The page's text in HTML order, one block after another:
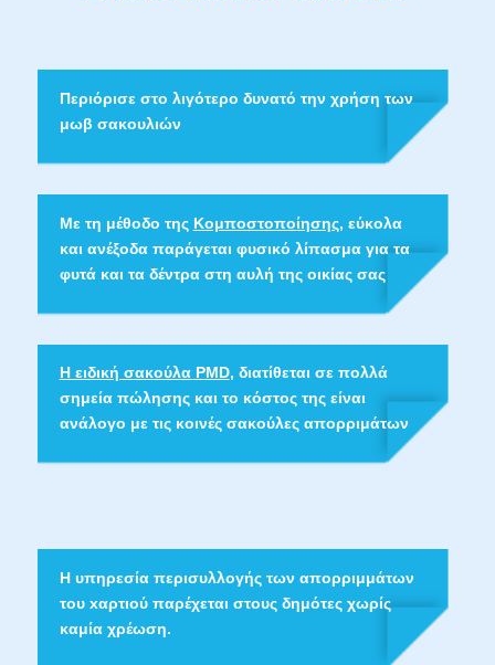
Περιόρισε στο λιγότερο δυνατό την χρήση των
μωβ σακουλιών
Με τη μέθοδο της Κομποστοποίησης, εύκολα
και ανέξοδα παράγεται φυσικό λίπασμα για τα
φυτά και τα δέντρα στη αυλή της οικίας σας
Η ειδική σακούλα PMD, διατίθεται σε πολλά
σημεία πώλησης και το κόστος της είναι
ανάλογο με τις κοινές σακούλες απορριμάτων
Η υπηρεσία περισυλλογής των απορριμμάτων
του xαρτιού παρέχεται στους δημότες χωρίς
καμία χρέωση.